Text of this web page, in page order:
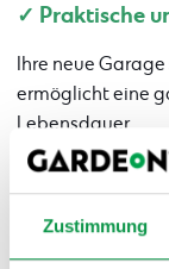
Zustimmung
✓ Praktische
Ihre neue
ermöglicht eine
Lebensdauer.
Warum